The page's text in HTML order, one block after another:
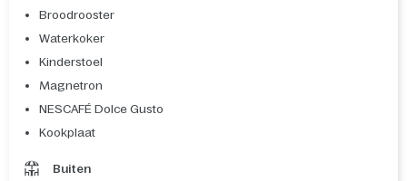
Broodrooster
Waterkoker
Kinderstoel
Magnetron
NESCAFÉ Dolce Gusto
Kookplaat
Buiten